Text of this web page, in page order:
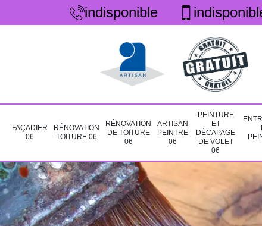
indisponible
FAÇADIER
06
RÉNOVATION
TOITURE 06
RÉNOVATION
DE TOITURE
06
ARTISAN
PEINTRE
06
PEINTURE
ET
DÉCAPAGE
DE VOLET
06